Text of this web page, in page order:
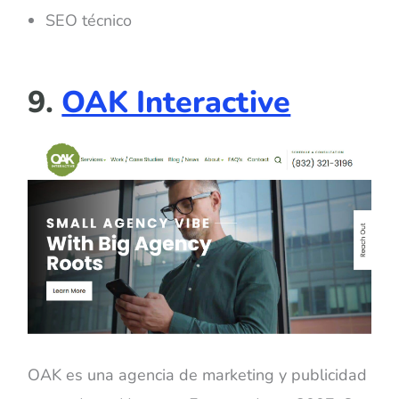
SEO técnico
9. OAK Interactive
OAK es una agencia de marketing y publicidad